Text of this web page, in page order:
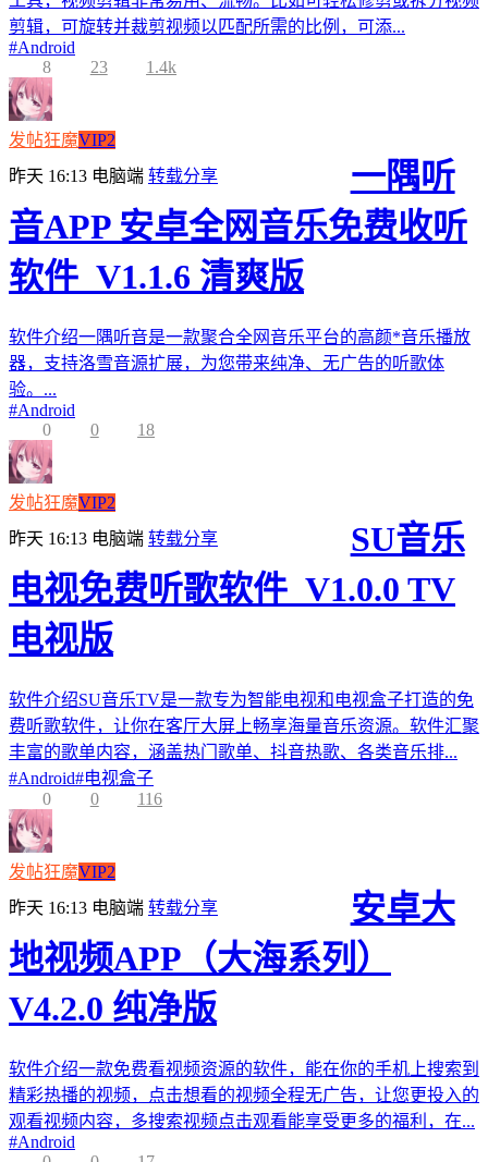
剪辑，可旋转并裁剪视频以匹配所需的比例，可添...
#Android
8
23 1.4k
发帖狂魔VIP2
昨天 16:13 电脑端 转载分享
一隅听
音APP 安卓全网音乐免费收听
软件_V1.1.6 清爽版
软件介绍一隅听音是一款聚合全网音乐平台的高颜*音乐播放
器，支持洛雪音源扩展，为您带来纯净、无广告的听歌体
验。...
#Android
0
0 18
发帖狂魔VIP2
昨天 16:13 电脑端 转载分享
SU音乐
电视免费听歌软件_V1.0.0 TV
电视版
软件介绍SU音乐TV是一款专为智能电视和电视盒子打造的免
费听歌软件，让你在客厅大屏上畅享海量音乐资源。软件汇聚
丰富的歌单内容，涵盖热门歌单、抖音热歌、各类音乐排...
#Android#电视盒子
0
0 116
发帖狂魔VIP2
昨天 16:13 电脑端 转载分享
安卓大
地视频APP（大海系列）
V4.2.0 纯净版
软件介绍一款免费看视频资源的软件，能在你的手机上搜索到
精彩热播的视频，点击想看的视频全程无广告，让您更投入的
观看视频内容，多搜索视频点击观看能享受更多的福利，在...
#Android